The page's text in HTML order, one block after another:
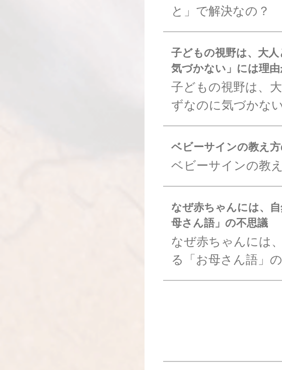
と」で解決なの？
子どもの視野は、大
気づかない」には理
子どもの視野は、
ずなのに気づかな
ベビーサインの教え
ベビーサインの教
なぜ赤ちゃんには、
母さん語」の不思議
なぜ赤ちゃんには
る「お母さん語」